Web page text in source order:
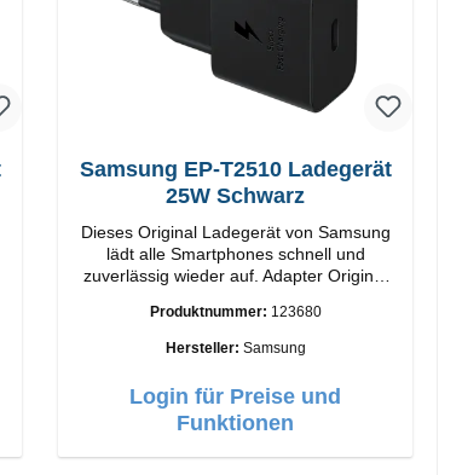
Samsung EP-T2510 Ladegerät
25W Schwarz
Dieses Original Ladegerät von Samsung
lädt alle Smartphones schnell und
zuverlässig wieder auf. Adapter Original
Anschlüsse: USB-C Output: 25W Farbe:
Schwarz
Produktnummer: 123680
Hersteller: Samsung
Login für Preise und
Funktionen